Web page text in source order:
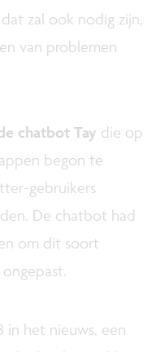
zal ook nodig zijn,
van problemen
chatbot Tay die op
begon te
gebruikers
De chatbot had
om dit soort
in het nieuws, een